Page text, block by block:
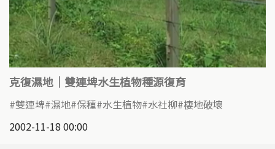
克復濕地｜雙連埤水生植物種源復育
雙連埤 濕地 保種 水生植物 水社柳 棲地破壞
2002-11-18 00:00